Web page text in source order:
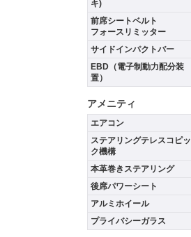
キ)
前席シートベルト
フォースリミッター
サイドインパクトバー
EBD（電子制動力配分装
置）
アメニティ
エアコン
ステアリングテレスコピッ
ク機構
本革巻きステアリング
後席パワーシート
アルミホイール
プライバシーガラス